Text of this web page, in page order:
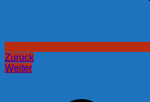
Zurück
Weiter